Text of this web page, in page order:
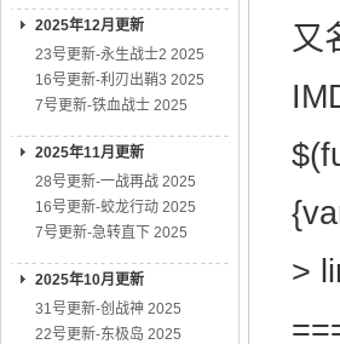
2025年12月更新
23号更新-永生战士2 2025
16号更新-利刃出鞘3 2025
7号更新-铁血战士 2025
2025年11月更新
28号更新-一战再战 2025
16号更新-蛟龙行动 2025
7号更新-急转直下 2025
2025年10月更新
31号更新-创战神 2025
22号更新-东极岛 2025
又
>